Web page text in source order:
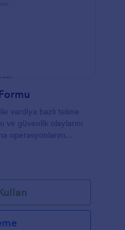
vardiya bazlı tekne
ve güvenlik olaylarını
operasyonlarını